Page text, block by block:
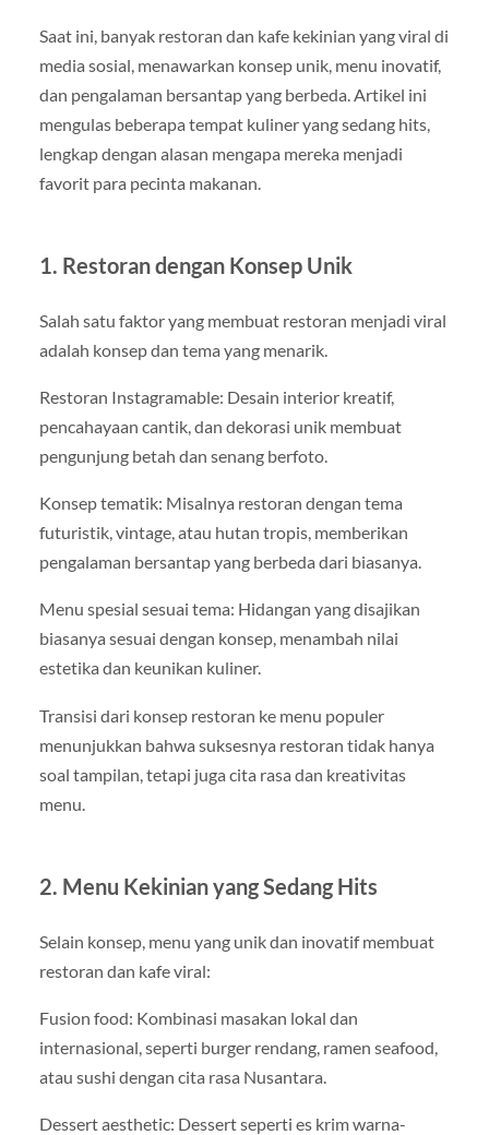
Saat ini, banyak restoran dan kafe kekinian yang viral di
media sosial, menawarkan konsep unik, menu inovatif,
dan pengalaman bersantap yang berbeda. Artikel ini
mengulas beberapa tempat kuliner yang sedang hits,
lengkap dengan alasan mengapa mereka menjadi
favorit para pecinta makanan.
1. Restoran dengan Konsep Unik
Salah satu faktor yang membuat restoran menjadi viral
adalah konsep dan tema yang menarik.
Restoran Instagramable: Desain interior kreatif,
pencahayaan cantik, dan dekorasi unik membuat
pengunjung betah dan senang berfoto.
Konsep tematik: Misalnya restoran dengan tema
futuristik, vintage, atau hutan tropis, memberikan
pengalaman bersantap yang berbeda dari biasanya.
Menu spesial sesuai tema: Hidangan yang disajikan
biasanya sesuai dengan konsep, menambah nilai
estetika dan keunikan kuliner.
Transisi dari konsep restoran ke menu populer
menunjukkan bahwa suksesnya restoran tidak hanya
soal tampilan, tetapi juga cita rasa dan kreativitas
menu.
2. Menu Kekinian yang Sedang Hits
Selain konsep, menu yang unik dan inovatif membuat
restoran dan kafe viral:
Fusion food: Kombinasi masakan lokal dan
internasional, seperti burger rendang, ramen seafood,
atau sushi dengan cita rasa Nusantara.
Dessert aesthetic: Dessert seperti es krim warna-